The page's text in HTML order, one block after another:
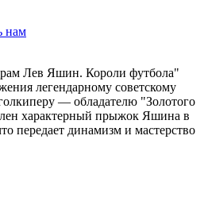
нам
Лев Яшин. Короли футбола"
легендарному советскому
— обладателю "Золотого
характерный прыжок Яшина в
передает динамизм и мастерство